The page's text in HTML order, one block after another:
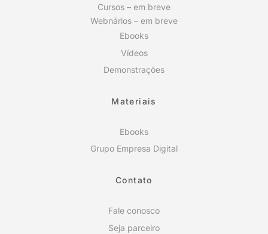
Cursos – em breve
Webnários – em breve
Ebooks
Vídeos
Demonstrações
Materiais
Ebooks
Grupo Empresa Digital
Contato
Fale conosco
Seja parceiro